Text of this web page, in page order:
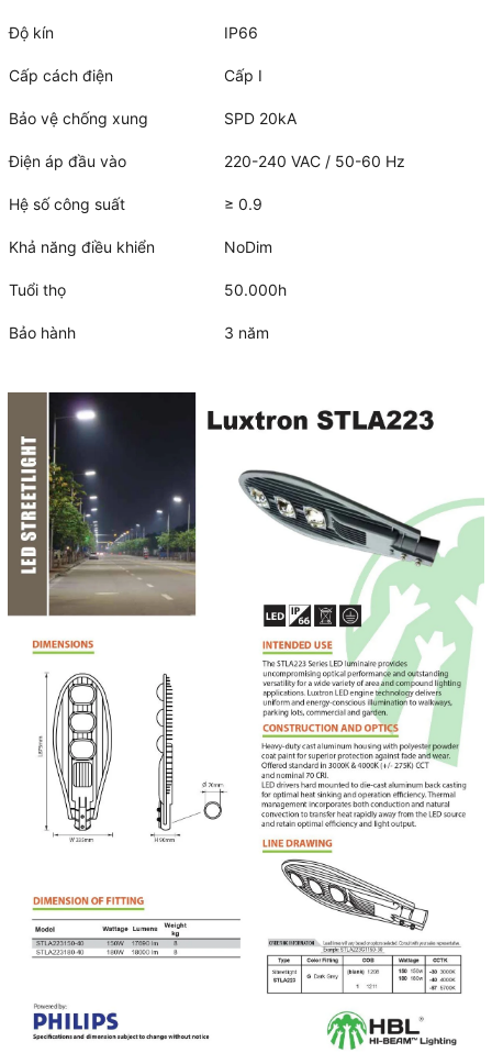
Độ kín IP66
Cấp cách điện Cấp I
Bảo vệ chống xung SPD 20kA
Điện áp đầu vào 220-240 VAC / 50-60 Hz
Hệ số công suất ≥ 0.9
Khả năng điều khiển NoDim
Tuổi thọ 50.000h
Bảo hành 3 năm